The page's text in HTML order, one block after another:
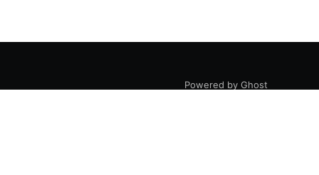
Powered by Ghost